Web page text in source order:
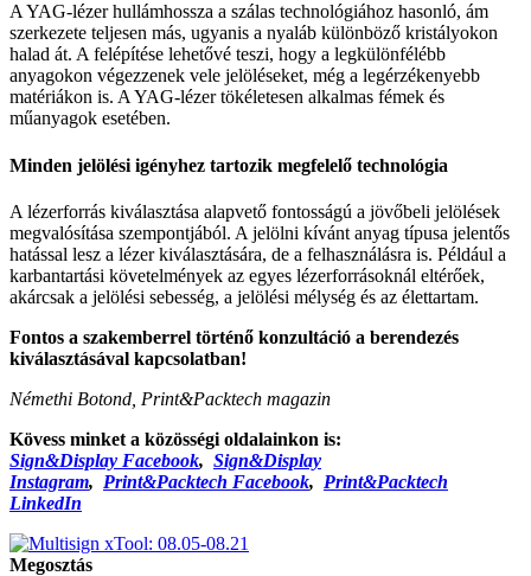
A YAG-lézer hullámhossza a szálas technológiához hasonló, ám
szerkezete teljesen más, ugyanis a nyaláb különböző kristályokon
halad át. A felépítése lehetővé teszi, hogy a legkülönfélébb
anyagokon végezzenek vele jelöléseket, még a legérzékenyebb
matériákon is. A YAG-lézer tökéletesen alkalmas fémek és
műanyagok esetében.
Minden jelölési igényhez tartozik megfelelő technológia
A lézerforrás kiválasztása alapvető fontosságú a jövőbeli jelölések
megvalósítása szempontjából. A jelölni kívánt anyag típusa jelentős
hatással lesz a lézer kiválasztására, de a felhasználásra is. Például a
karbantartási követelmények az egyes lézerforrásoknál eltérőek,
akárcsak a jelölési sebesség, a jelölési mélység és az élettartam.
Fontos a szakemberrel történő konzultáció a berendezés
kiválasztásával kapcsolatban!
Némethi Botond, Print&Packtech magazin
Kövess minket a közösségi oldalainkon is:
Sign&Display Facebook, Sign&Display
Instagram, Print&Packtech Facebook, Print&Packtech
LinkedIn
Megosztás